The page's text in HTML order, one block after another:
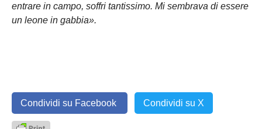
entrare in campo, soffri tantissimo. Mi sembrava di essere
un leone in gabbia».
Condividi su Facebook Condividi su X